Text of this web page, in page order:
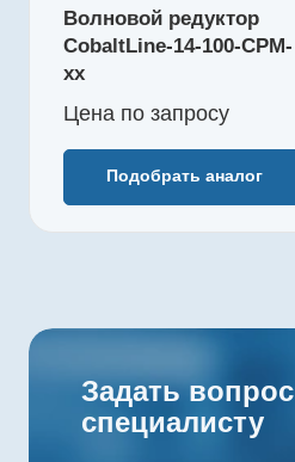
Волновой редуктор
CobaltLine-14-100-CPM-
xx
Цена по запросу
Подобрать аналог
73
Макс. длительный
Редукция
Полый вал
Задать вопрос
специалисту